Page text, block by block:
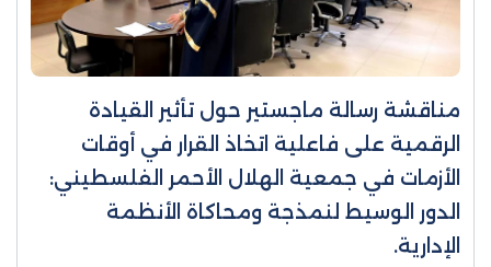
مناقشة رسالة ماجستير حول تأثير القيادة
الرقمية على فاعلية اتخاذ القرار في أوقات
الأزمات في جمعية الهلال الأحمر الفلسطيني:
الدور الوسيط لنمذجة ومحاكاة الأنظمة
الإدارية.